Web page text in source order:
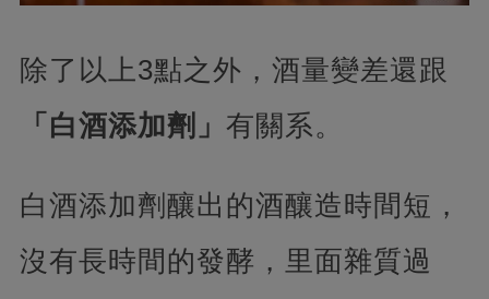
除了以上3點之外，酒量變差還跟
「白酒添加劑」 有關系。
白酒添加劑釀出的酒釀造時間短，
沒有長時間的發酵，里面雜質過